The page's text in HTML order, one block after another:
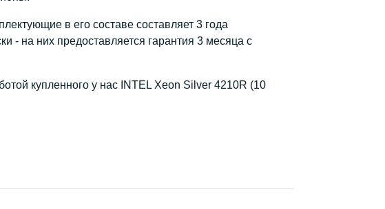
в его составе составляет 3 года
- на них предоставляется гарантия 3 месяца с
купленного у нас INTEL Xeon Silver 4210R (10